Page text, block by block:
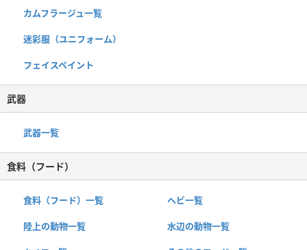
カムフラージュ一覧
迷彩服（ユニフォーム）
フェイスペイント
武器
武器一覧
食料（フード）
食料（フード）一覧 ヘビ一覧
陸上の動物一覧 水辺の動物一覧